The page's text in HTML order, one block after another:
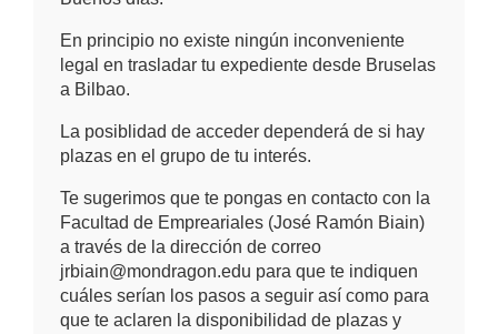
En principio no existe ningún inconveniente
legal en trasladar tu expediente desde Bruselas
a Bilbao.
La posiblidad de acceder dependerá de si hay
plazas en el grupo de tu interés.
Te sugerimos que te pongas en contacto con la
Facultad de Empreariales (José Ramón Biain)
a través de la dirección de correo
jrbiain@mondragon.edu para que te indiquen
cuáles serían los pasos a seguir así como para
que te aclaren la disponibilidad de plazas y